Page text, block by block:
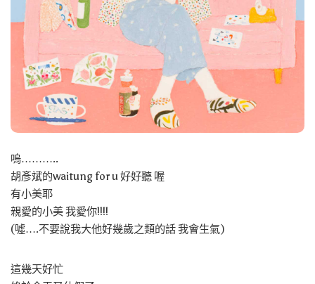
嗚………..
胡彥斌的waitung for u 好好聽 喔
有小美耶
親愛的小美 我愛你!!!!
(噓….不要說我大他好幾歲之類的話 我會生氣)
這幾天好忙